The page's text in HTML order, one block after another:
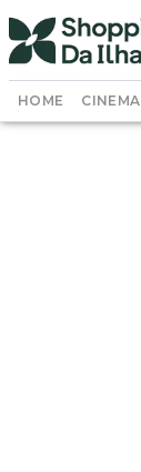
HOME CINEMA